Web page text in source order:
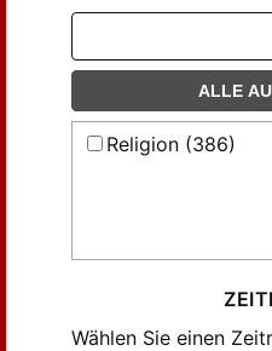
ALLE
Religion (386)
Wählen Sie einen